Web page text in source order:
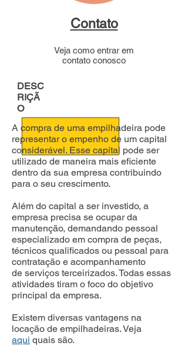
Contato
Veja como entrar em
contato conosco
DESC
RIÇÃ
O
A compra de uma empilhadeira pode
representar o empenho de um capital
considerável. Esse capital pode ser
utilizado de maneira mais eficiente
dentro da sua empresa contribuindo
para o seu crescimento.
Além do capital a ser investido, a
empresa precisa se ocupar da
manutenção, demandando pessoal
especializado em compra de peças,
técnicos qualificados ou pessoal para
contratação e acompanhamento
de serviços terceirizados. Todas essas
atividades tiram o foco do objetivo
principal da empresa.
Existem diversas vantagens na
locação de empilhadeiras. Veja
aqui quais são.